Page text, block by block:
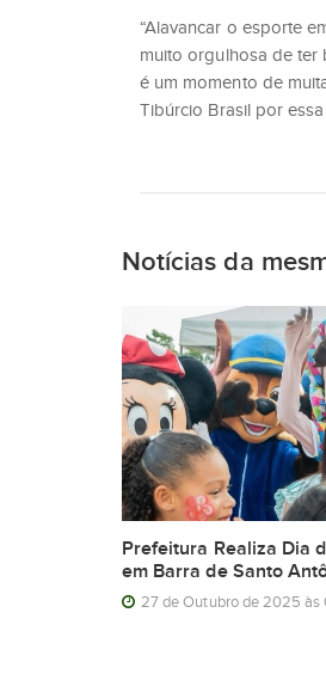
“Alavancar o esporte
muito orgulhosa de ter
é um momento de
Tibúrcio Brasil por
Notícias da
Prefeitura Realiza Dia
em Barra de Santo
27 de Outubro de 2025